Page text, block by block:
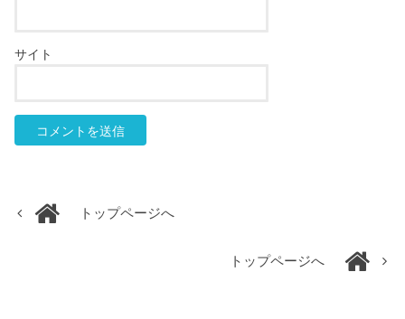
サイト
トップページへ
トップページへ